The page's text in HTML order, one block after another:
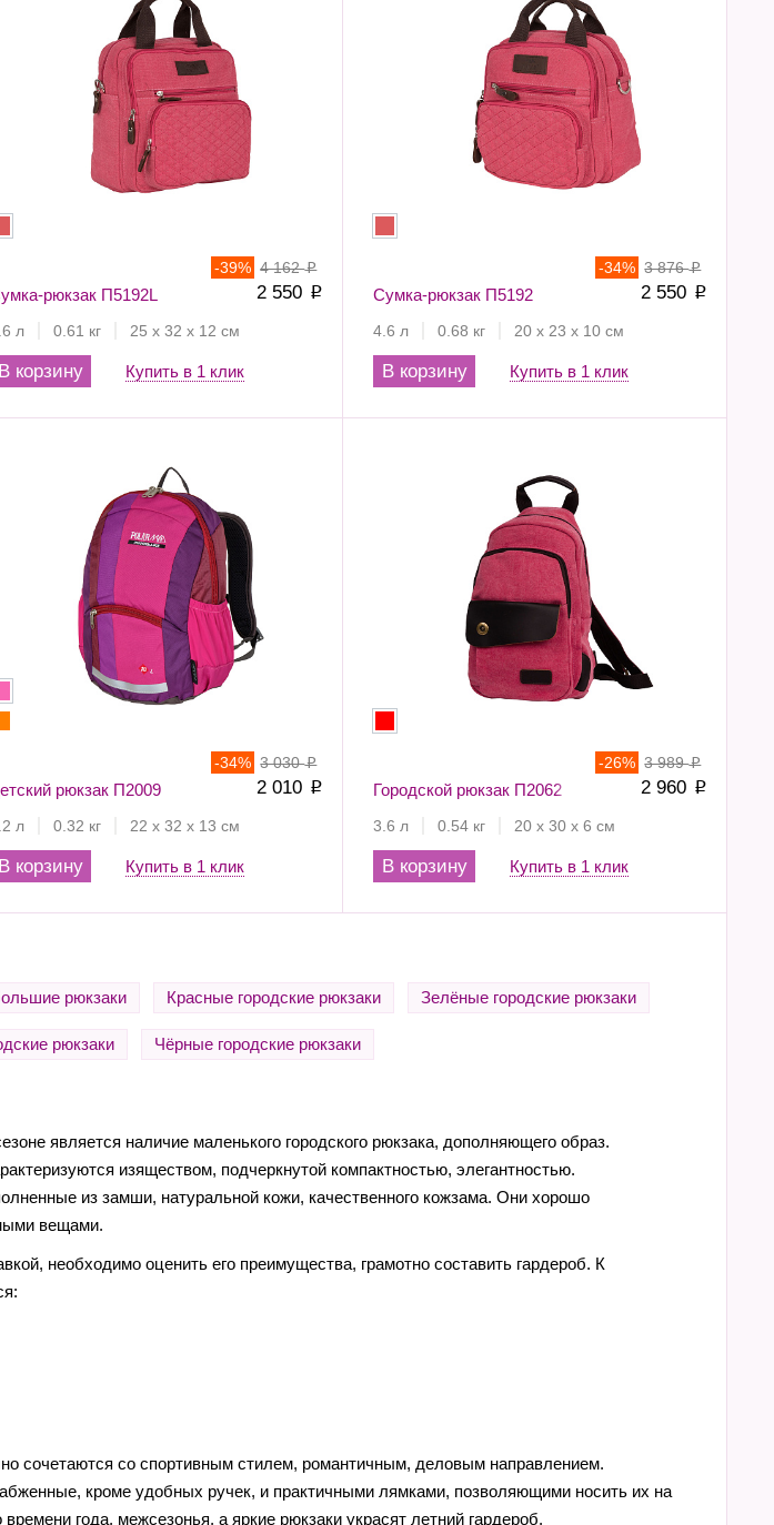
рюкзак П5192L
-39% 4 162p
2 550 p
л 0.61 кг 25 х 32 х 12 см
В корзину Купить в 1 клик
Сумка-рюкзак П5192
-34% 3 876p
2 550 p
4.6 л 0.68 кг 20 х 23 х 10 см
В корзину Купить в 1 клик
рюкзак П2009
-34% 3 030p
2 010 p
л 0.32 кг 22 х 32 х 13 см
В корзину Купить в 1 клик
Городской рюкзак П2062
-26% 3 989p
2 960 p
3.6 л 0.54 кг 20 х 30 х 6 см
В корзину Купить в 1 клик
рюкзаки Красные городские рюкзаки Зелёные городские рюкзаки
рюкзаки Чёрные городские рюкзаки
является наличие маленького городского рюкзака, дополняющего образ.
изяществом, подчеркнутой компактностью, элегантностью.
из замши, натуральной кожи, качественного кожзама. Они хорошо
вещами.
необходимо оценить его преимущества, грамотно составить гардероб. К
сочетаются со спортивным стилем, романтичным, деловым направлением.
кроме удобных ручек, и практичными лямками, позволяющими носить их на
года, межсезонья, а яркие рюкзаки украсят летний гардероб.